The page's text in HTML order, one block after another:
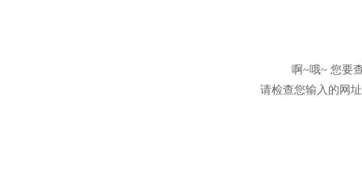
啊~哦~ 您要
请检查您输入的网